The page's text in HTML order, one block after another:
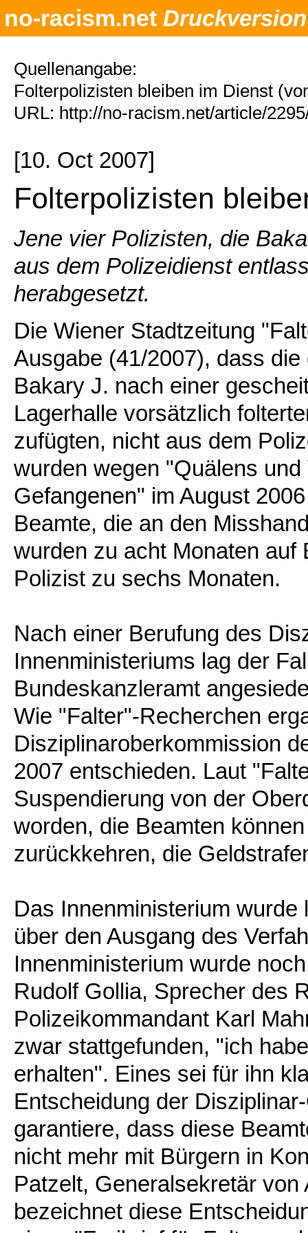
no-racism.net Druckversion
Quellenangabe:
Folterpolizisten bleiben im Dienst
URL: http://no-racism.net/article/
[10. Oct 2007]
Folterpolizisten
Jene vier Polizisten, die
aus dem Polizeidienst
herabgesetzt.
Die Wiener Stadtzeitung
Ausgabe (41/2007), dass
Bakary J. nach einer
Lagerhalle vorsätzlich
zufügten, nicht aus dem
wurden wegen "Quälens
Gefangenen" im August
Beamte, die an den
wurden zu acht Monaten auf
Polizist zu sechs Monaten.
Nach einer Berufung des
Innenministeriums lag der
Bundeskanzleramt
Wie "Falter"-Recherchen
Disziplinaroberkommission
2007 entschieden. Laut
Suspendierung von der
worden, die Beamten
zurückkehren, die
Das Innenministerium
über den Ausgang des
Innenministerium wurde
Rudolf Gollia, Sprecher des
Polizeikommandant Karl
zwar stattgefunden, "ich
erhalten". Eines sei für ihn
Entscheidung der
garantiere, dass diese
nicht mehr mit Bürgern in
Patzelt, Generalsekretär
bezeichnet diese